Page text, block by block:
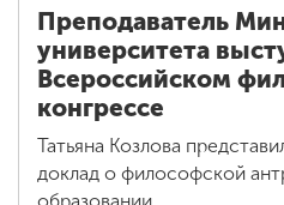
Преподаватель
университета
Всероссийском
конгрессе
Татьяна Козлова
доклад о философской